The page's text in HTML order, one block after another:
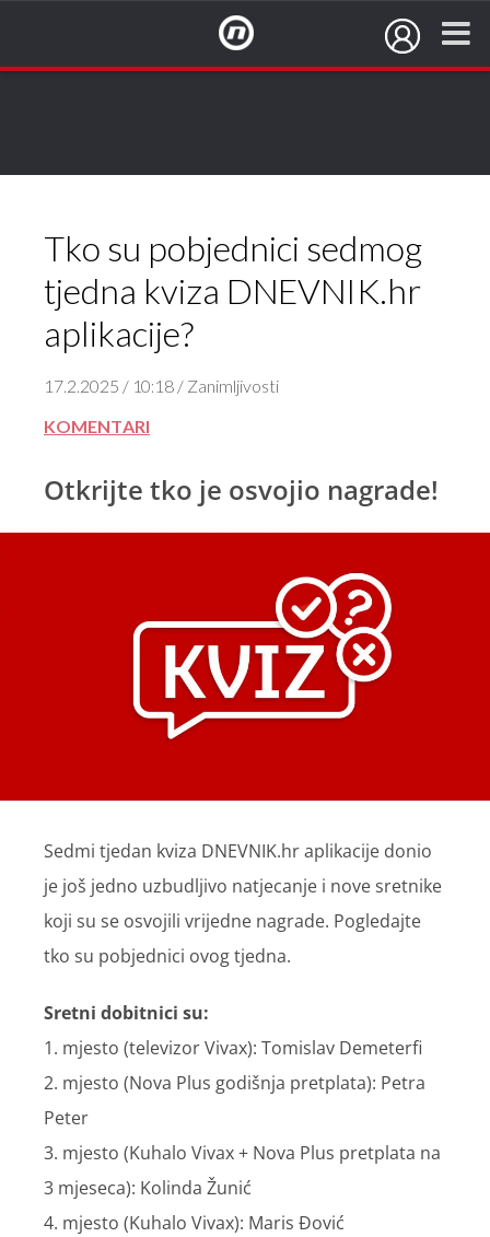
Tko su pobjednici sedmog
tjedna kviza DNEVNIK.hr
aplikacije?
17.2.2025 / 10:18 / Zanimljivosti
KOMENTARI
Otkrijte tko je osvojio nagrade!
Sedmi tjedan kviza DNEVNIK.hr aplikacije donio
je još jedno uzbudljivo natjecanje i nove sretnike
koji su se osvojili vrijedne nagrade. Pogledajte
tko su pobjednici ovog tjedna.
Sretni dobitnici su:
1. mjesto (televizor Vivax): Tomislav Demeterfi
2. mjesto (Nova Plus godišnja pretplata): Petra
Peter
3. mjesto (Kuhalo Vivax + Nova Plus pretplata na
3 mjeseca): Kolinda Žunić
4. mjesto (Kuhalo Vivax): Maris Đović